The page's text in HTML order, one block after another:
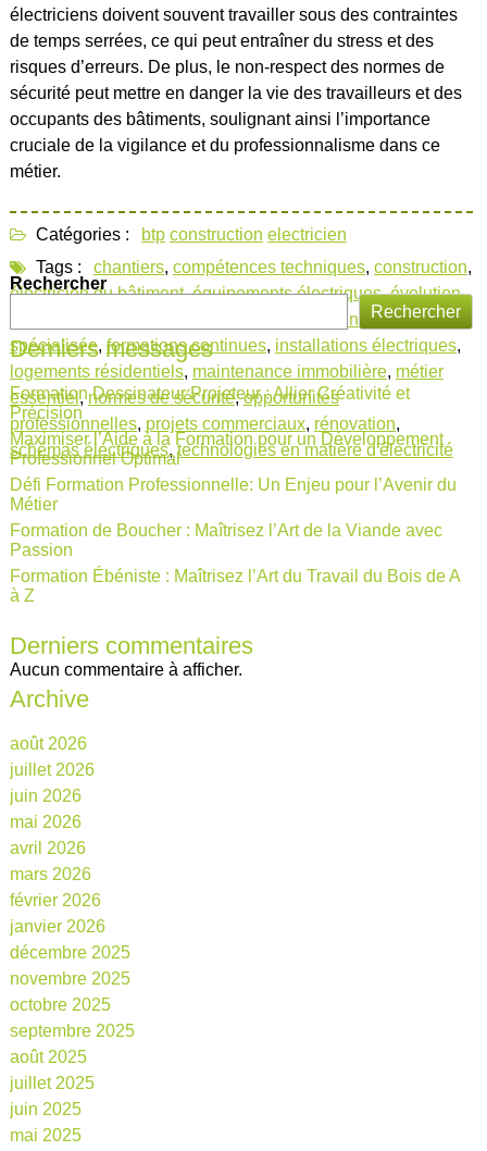
électriciens doivent souvent travailler sous des contraintes
de temps serrées, ce qui peut entraîner du stress et des
risques d’erreurs. De plus, le non-respect des normes de
sécurité peut mettre en danger la vie des travailleurs et des
occupants des bâtiments, soulignant ainsi l’importance
cruciale de la vigilance et du professionnalisme dans ce
métier.
Catégories : btp construction electricien
Tags :
chantiers, compétences techniques, construction,
électricien du bâtiment,équipements électriques,évolution
formation électricien bâtiment
formation
spécialisée, formations continues, installations électriques,
logements résidentiels, maintenance immobilière, métier
essentiel,normes de sécurité,opportunités
professionnelles, projets commerciaux, rénovation,
schémas électriques,technologies en matière d'électricité
Rechercher
Rechercher
Derniers messages
Formation Dessinateur Projeteur : Allier Créativité et
Précision
Maximiser l’Aide à la Formation pour un Développement
Professionnel Optimal
Défi Formation Professionnelle: Un Enjeu pour l’Avenir du
Métier
Formation de Boucher : Maîtrisez l’Art de la Viande avec
Passion
Formation Ébéniste : Maîtrisez l’Art du Travail du Bois de A
à Z
Derniers commentaires
Aucun commentaire à afficher.
Archive
août 2026
juillet 2026
juin 2026
mai 2026
avril 2026
mars 2026
février 2026
janvier 2026
décembre 2025
novembre 2025
octobre 2025
septembre 2025
août 2025
juillet 2025
juin 2025
mai 2025